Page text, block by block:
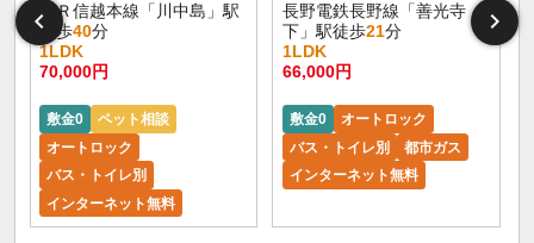
ＪＲ信越本線「川中島」駅
徒歩40分
1LDK
70,000円
敷金0
ペット相談
オートロック
バス・トイレ別
インターネット無料
長野電鉄長野線「善光寺
下」駅徒歩21分
1LDK
66,000円
敷金0
オートロック
バス・トイレ別
都市ガス
インターネット無料